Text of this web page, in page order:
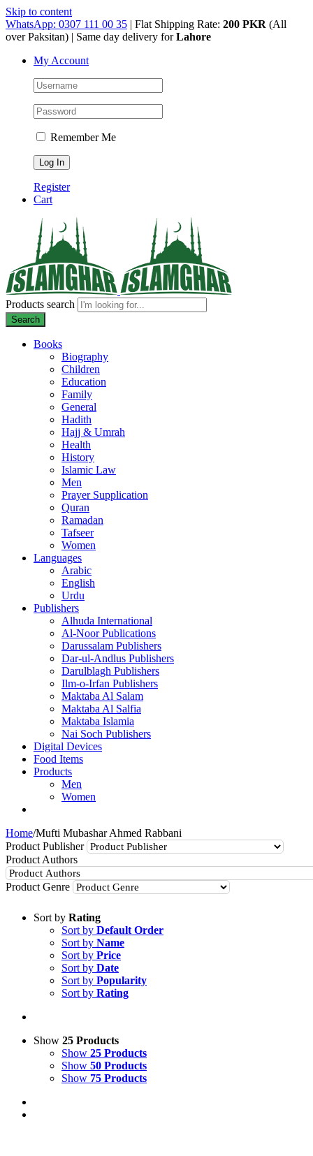
Skip to content
WhatsApp: 0307 111 00 35 | Flat Shipping Rate: 200 PKR (All
over Paksitan) | Same day delivery forLahore
My Account
Remember Me
Register
Cart
Products search
Search
Books
Biography
Children
Education
Family
General
Hadith
Hajj & Umrah
Health
History
Islamic Law
Men
Prayer Supplication
Quran
Ramadan
Tafseer
Women
Languages
Arabic
English
Urdu
Publishers
Alhuda International
Al-Noor Publications
Darussalam Publishers
Dar-ul-Andlus Publishers
Darulblagh Publishers
Ilm-o-Irfan Publishers
Maktaba Al Salam
Maktaba Al Salfia
Maktaba Islamia
Nai Soch Publishers
Digital Devices
Food Items
Products
Men
Women
Home/Mufti Mubashar Ahmed Rabbani
Product Publisher
Product Authors
Product Genre
Sort by Rating
Sort by Default Order
Sort by Name
Sort by Price
Sort by Date
Sort by Popularity
Sort by Rating
Show 25 Products
Show 25 Products
Show 50 Products
Show 75 Products